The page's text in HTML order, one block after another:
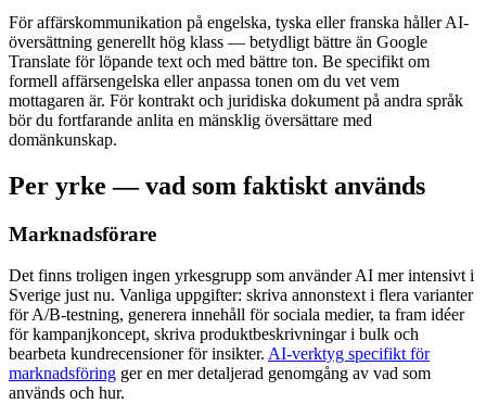
För affärskommunikation på engelska, tyska eller franska håller AI-
översättning generellt hög klass — betydligt bättre än Google
Translate för löpande text och med bättre ton. Be specifikt om
formell affärsengelska eller anpassa tonen om du vet vem
mottagaren är. För kontrakt och juridiska dokument på andra språk
bör du fortfarande anlita en mänsklig översättare med
domänkunskap.
Per yrke — vad som faktiskt används
Marknadsförare
Det finns troligen ingen yrkesgrupp som använder AI mer intensivt i
Sverige just nu. Vanliga uppgifter: skriva annonstext i flera varianter
för A/B-testning, generera innehåll för sociala medier, ta fram idéer
för kampanjkoncept, skriva produktbeskrivningar i bulk och
bearbeta kundrecensioner för insikter. AI-verktyg specifikt för
marknadsföring ger en mer detaljerad genomgång av vad som
används och hur.